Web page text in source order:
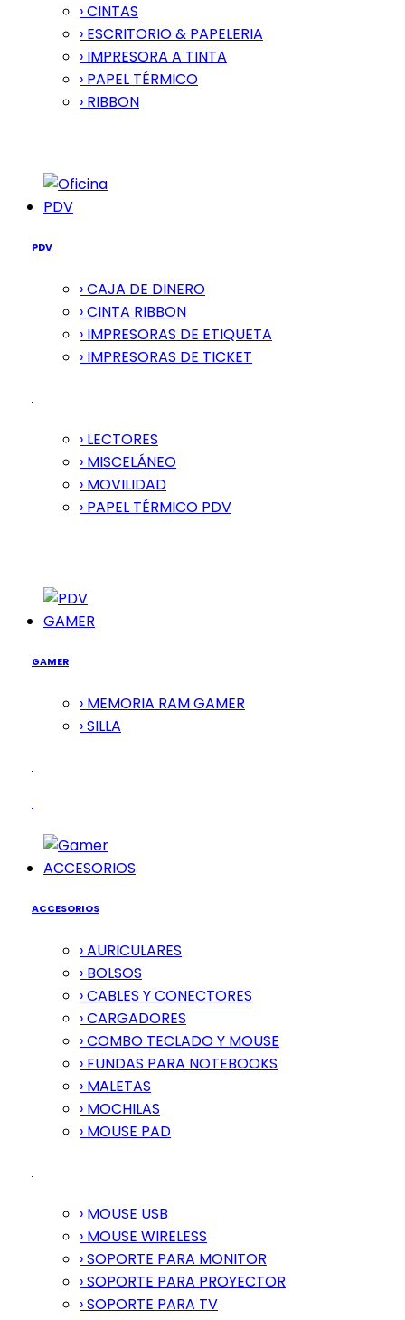
› CINTAS
› ESCRITORIO & PAPELERIA
› IMPRESORA A TINTA
› PAPEL TÉRMICO
› RIBBON
PDV
PDV
› CAJA DE DINERO
› CINTA RIBBON
› IMPRESORAS DE ETIQUETA
› IMPRESORAS DE TICKET
› LECTORES
› MISCELÁNEO
› MOVILIDAD
› PAPEL TÉRMICO PDV
GAMER
GAMER
› MEMORIA RAM GAMER
› SILLA
ACCESORIOS
ACCESORIOS
› AURICULARES
› BOLSOS
› CABLES Y CONECTORES
› CARGADORES
› COMBO TECLADO Y MOUSE
› FUNDAS PARA NOTEBOOKS
› MALETAS
› MOCHILAS
› MOUSE PAD
› MOUSE USB
› MOUSE WIRELESS
› SOPORTE PARA MONITOR
› SOPORTE PARA PROYECTOR
› SOPORTE PARA TV